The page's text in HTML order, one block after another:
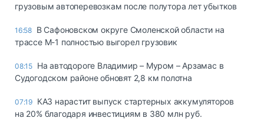
грузовым автоперевозкам после полутора лет убытков
16:58 В Сафоновском округе Смоленской области на
трассе М-1 полностью выгорел грузовик
08:15 На автодороге Владимир – Муром – Арзамас в
Судогодском районе обновят 2,8 км полотна
07:19 КАЗ нарастит выпуск стартерных аккумуляторов
на 20% благодаря инвестициям в 380 млн руб.